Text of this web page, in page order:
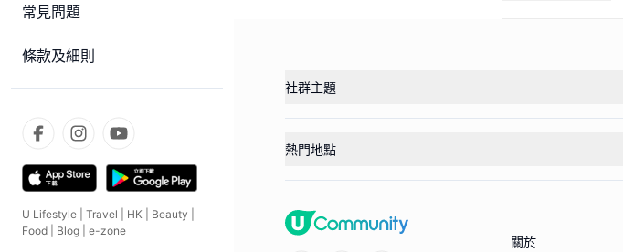
常見問題
條款及細則
U Lifestyle Travel HK Beauty
Food
Blog e-zone
社群主題
熱門地點
關於